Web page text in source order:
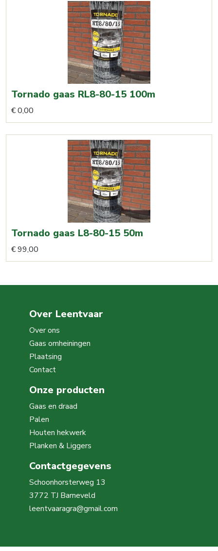
Tornado gaas RL8-80-15 100m
€0,00
Tornado gaas L8-80-15 50m
€99,00
Over Leentvaar
Over ons
Gaas omheiningen
Plaatsing
Contact
Onze producten
Gaas en draad
Palen
Houten hekwerk
Planken & Liggers
Contactgegevens
Schoonhorsterweg 13
3772 TJ Barneveld
leentvaaragra@gmail.com